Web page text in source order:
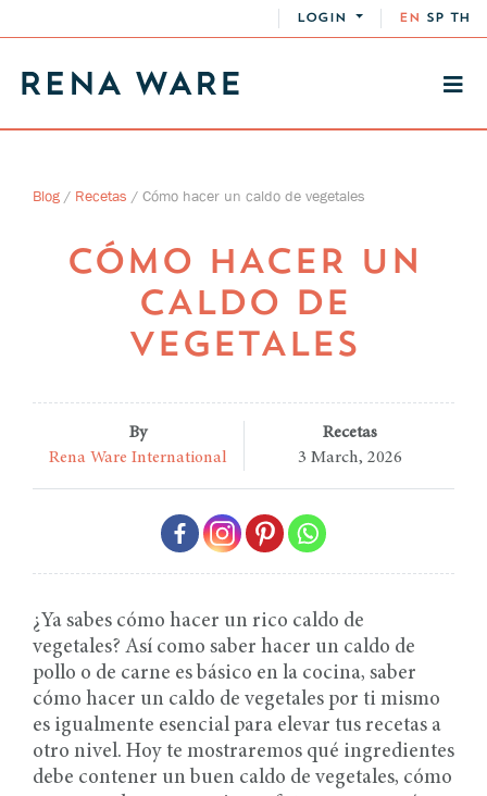
LOGIN EN SP TH
Blog / Recetas / Cómo hacer un caldo de vegetales
CÓMO HACER UN
CALDO DE
VEGETALES
By
Rena Ware International
Recetas
3 March, 2026
¿Ya sabes cómo hacer un rico caldo de
vegetales? Así como saber hacer un caldo de
pollo o de carne es básico en la cocina, saber
cómo hacer un caldo de vegetales por ti mismo
es igualmente esencial para elevar tus recetas a
otro nivel. Hoy te mostraremos qué ingredientes
debe contener un buen caldo de vegetales, cómo